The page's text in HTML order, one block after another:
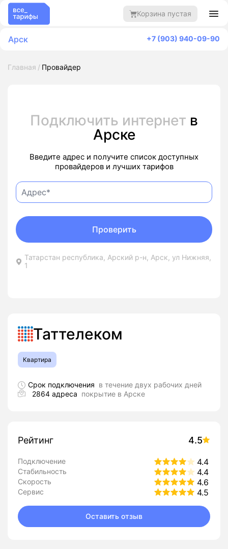
Корзина пустая
Арск +7 (903) 940-09-90
Главная Провайдер
Подключить интернет в
Арске
Введите адрес и получите список доступных
провайдеров и лучших тарифов
Татарстан республика, Арский р-н, Арск, ул Нижняя,
1
Проверить
Таттелеком
Квартира
Срок подключения в течение двух рабочих дней
2864 адреса покрытие в Арске
Рейтинг 4.5
Подключение 4.4
Стабильность 4.4
Скорость 4.6
Сервис 4.5
Оставить отзыв